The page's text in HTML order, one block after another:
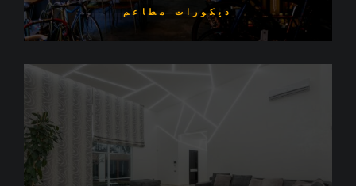
ديكورات مطاعم